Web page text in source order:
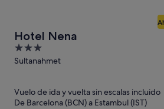
Hotel Nena
3
out
5
Sultanahmet
Vuelo de ida y vuelta sin escalas incluido
De Barcelona (BCN) a Estambul (IST)